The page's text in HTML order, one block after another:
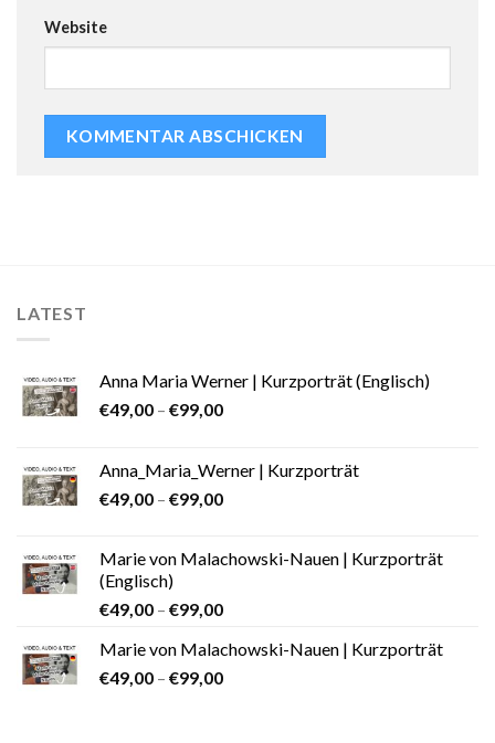
Website
LATEST
Anna Maria Werner | Kurzporträt (Englisch)
€49,00 – €99,00
Anna_Maria_Werner | Kurzporträt
€49,00 – €99,00
Marie von Malachowski-Nauen | Kurzporträt
(Englisch)
€49,00 – €99,00
Marie von Malachowski-Nauen | Kurzporträt
€49,00 – €99,00